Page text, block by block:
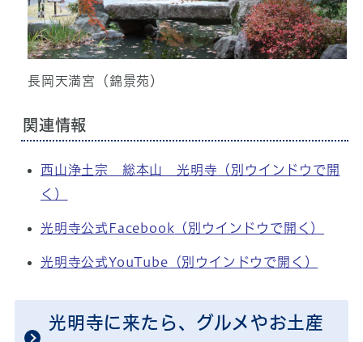
長岡天満宮（錦景苑）
関連情報
西山浄土宗 総本山 光明寺 （別ウインドウで開
く）
光明寺公式Facebook （別ウインドウで開く）
光明寺公式YouTube （別ウインドウで開く）
光明寺に来たら、グルメやお土産